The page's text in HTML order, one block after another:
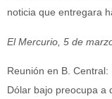
noticia que entregara
El Mercurio, 5 de
Reunión en B. Central:
Dólar bajo preocupa a